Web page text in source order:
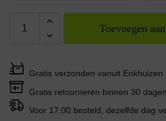
Toevoegen
Gratis verzonden vanuit Enkhuizen
Gratis retourneren binnen 30 dagen
Voor 17.00 besteld, dezelfde dag